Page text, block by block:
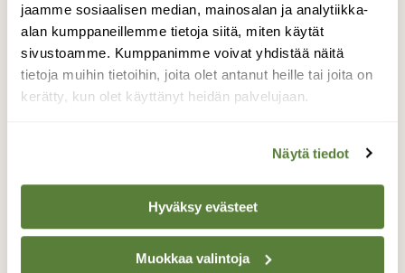
jaamme sosiaalisen median, mainosalan ja analytiikka-
alan kumppaneillemme tietoja siitä, miten käytät
sivustoamme. Kumppanimme voivat yhdistää näitä
tietoja muihin tietoihin, joita olet antanut heille tai joita on
kerätty, kun olet käyttänyt heidän palvelujaan.
Näytä tiedot
Hyväksy evästeet
Muokkaa valintoja
mustavarikseksi, jonka näin aiemminkin tänä
keväänä muutaman km:n päässä
pyöräillessäni, silloin lennossa pari naakkaa
perässä. Halusin nyt kuvata, mutta
lämpöväreily teki sen hankalaksi. No,
lähteä Poriin tai Liminganlahdelle asti
Valokuvaaja: Kaarina Heiskanen, Maaninka
14.4.2026